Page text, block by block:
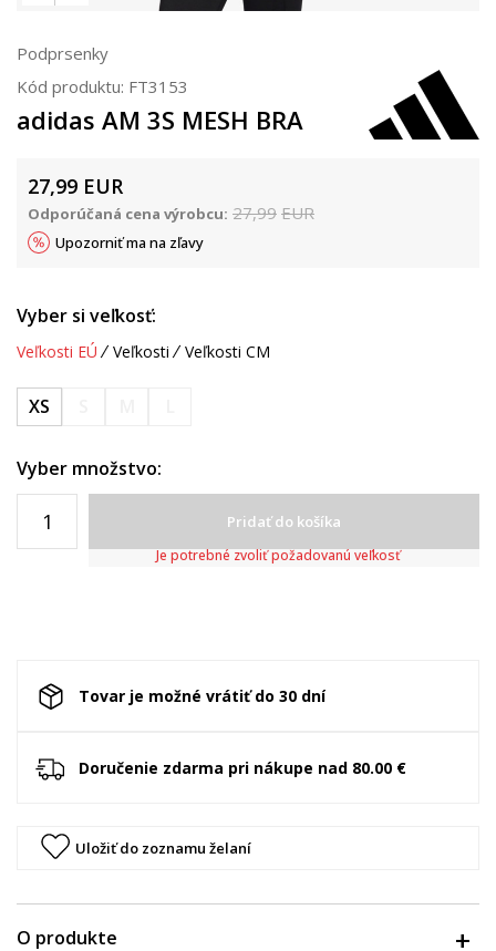
Podprsenky
Kód produktu: FT3153
adidas AM 3S MESH BRA
27,99 EUR
Odporúčaná cena výrobcu: 27,99 EUR
Upozorniť ma na zľavy
Vyber si veľkosť:
Veľkosti EÚ Veľkosti Veľkosti CM
XS
Vyber množstvo:
Pridať do košíka
Je potrebné zvoliť požadovanú veľkosť
Tovar je možné vrátiť do 30 dní
Doručenie zdarma pri nákupe nad 80.00 €
Uložiť do zoznamu želaní
O produkte